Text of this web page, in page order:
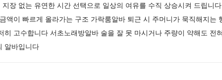
장 없는 유연한 시간 선택으로 일상의 여유를 수직 상승시켜 드립니
액이 빠르게 올라가는 구조 가락룸알바 퇴근 시 주머니가 묵직해지는
히 고수합니다 서초노래방알바 술을 잘 못 마시거나 주량이 약해도 전
알바입니다